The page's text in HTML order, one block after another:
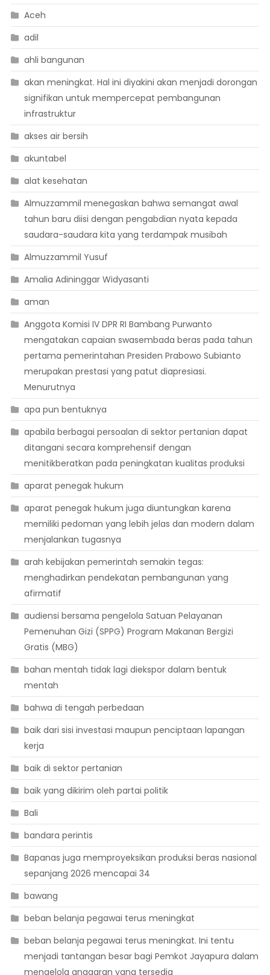
Aceh
adil
ahli bangunan
akan meningkat. Hal ini diyakini akan menjadi dorongan
signifikan untuk mempercepat pembangunan
infrastruktur
akses air bersih
akuntabel
alat kesehatan
Almuzzammil menegaskan bahwa semangat awal
tahun baru diisi dengan pengabdian nyata kepada
saudara-saudara kita yang terdampak musibah
Almuzzammil Yusuf
Amalia Adininggar Widyasanti
aman
Anggota Komisi IV DPR RI Bambang Purwanto
mengatakan capaian swasembada beras pada tahun
pertama pemerintahan Presiden Prabowo Subianto
merupakan prestasi yang patut diapresiasi.
Menurutnya
apa pun bentuknya
apabila berbagai persoalan di sektor pertanian dapat
ditangani secara komprehensif dengan
menitikberatkan pada peningkatan kualitas produksi
aparat penegak hukum
aparat penegak hukum juga diuntungkan karena
memiliki pedoman yang lebih jelas dan modern dalam
menjalankan tugasnya
arah kebijakan pemerintah semakin tegas:
menghadirkan pendekatan pembangunan yang
afirmatif
audiensi bersama pengelola Satuan Pelayanan
Pemenuhan Gizi (SPPG) Program Makanan Bergizi
Gratis (MBG)
bahan mentah tidak lagi diekspor dalam bentuk
mentah
bahwa di tengah perbedaan
baik dari sisi investasi maupun penciptaan lapangan
kerja
baik di sektor pertanian
baik yang dikirim oleh partai politik
Bali
bandara perintis
Bapanas juga memproyeksikan produksi beras nasional
sepanjang 2026 mencapai 34
bawang
beban belanja pegawai terus meningkat
beban belanja pegawai terus meningkat. Ini tentu
menjadi tantangan besar bagi Pemkot Jayapura dalam
mengelola anggaran yang tersedia